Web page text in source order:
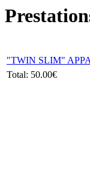
"TWIN SLIM"
Total: 50.00€